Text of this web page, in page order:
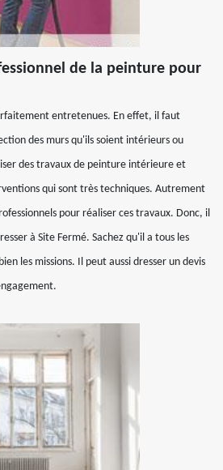
de la peinture pour
entretenues. En effet, il faut
des murs qu'ils soient intérieurs ou
des travaux de peinture intérieure et
qui sont très techniques. Autrement
pour réaliser ces travaux. Donc, il
à Site Fermé. Sachez qu'il a tous les
les missions. Il peut aussi dresser un devis